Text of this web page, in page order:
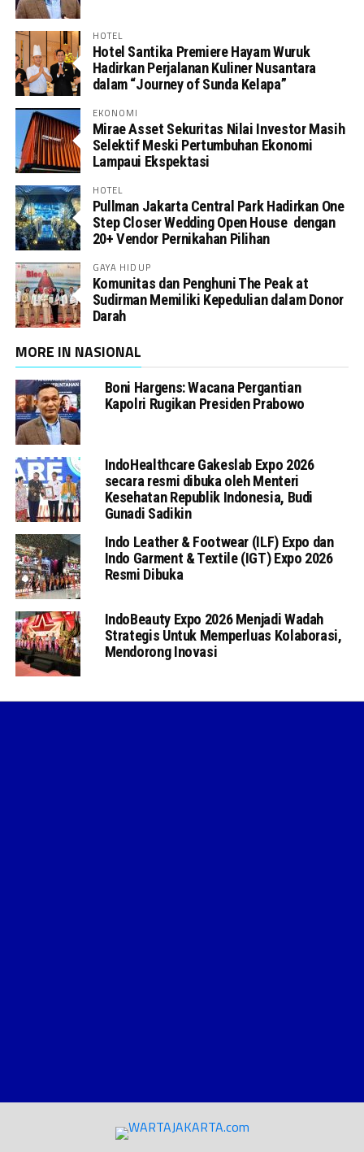
HOTEL
Hotel Santika Premiere Hayam Wuruk
Hadirkan Perjalanan Kuliner Nusantara
dalam “Journey of Sunda Kelapa”
EKONOMI
Mirae Asset Sekuritas Nilai Investor Masih
Selektif Meski Pertumbuhan Ekonomi
Lampaui Ekspektasi
HOTEL
Pullman Jakarta Central Park Hadirkan One
Step Closer Wedding Open House dengan
20+ Vendor Pernikahan Pilihan
GAYA HIDUP
Komunitas dan Penghuni The Peak at
Sudirman Memiliki Kepedulian dalam Donor
Darah
MORE IN NASIONAL
Boni Hargens: Wacana Pergantian
Kapolri Rugikan Presiden Prabowo
IndoHealthcare Gakeslab Expo 2026
secara resmi dibuka oleh Menteri
Kesehatan Republik Indonesia, Budi
Gunadi Sadikin
Indo Leather & Footwear (ILF) Expo dan
Indo Garment & Textile (IGT) Expo 2026
Resmi Dibuka
IndoBeauty Expo 2026 Menjadi Wadah
Strategis Untuk Memperluas Kolaborasi,
Mendorong Inovasi